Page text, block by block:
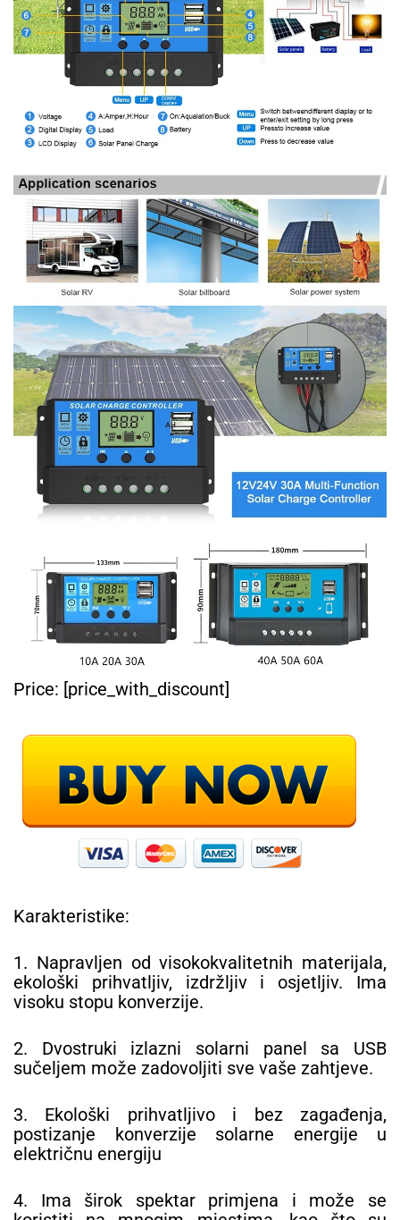
Price: [price_with_discount]
Karakteristike:
1. Napravljen od visokokvalitetnih materijala,
ekološki prihvatljiv, izdržljiv i osjetljiv. Ima
visoku stopu konverzije.
2. Dvostruki izlazni solarni panel sa USB
sučeljem može zadovoljiti sve vaše zahtjeve.
3. Ekološki prihvatljivo i bez zagađenja,
postizanje konverzije solarne energije u
električnu energiju
4. Ima širok spektar primjena i može se